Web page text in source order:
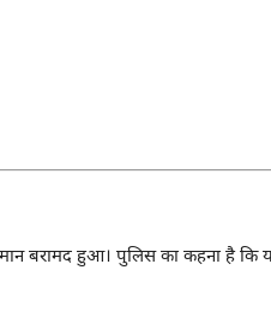
बरामद हुआ। पुलिस का कहना है कि